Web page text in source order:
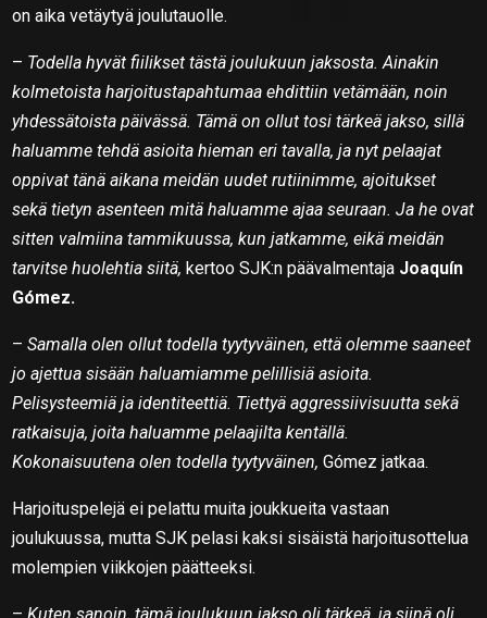
on aika vetäytyä joulutauolle.
– Todella hyvät fiilikset tästä joulukuun jaksosta. Ainakin
kolmetoista harjoitustapahtumaa ehdittiin vetämään, noin
yhdessätoista päivässä. Tämä on ollut tosi tärkeä jakso, sillä
haluamme tehdä asioita hieman eri tavalla, ja nyt pelaajat
oppivat tänä aikana meidän uudet rutiinimme, ajoitukset
sekä tietyn asenteen mitä haluamme ajaa seuraan. Ja he ovat
sitten valmiina tammikuussa, kun jatkamme, eikä meidän
tarvitse huolehtia siitä, kertoo SJK:n päävalmentaja Joaquín
Gómez.
–Samalla olen ollut todella tyytyväinen, että olemme saaneet
jo ajettua sisään haluamiamme pelillisiä asioita.
Pelisysteemiä ja identiteettiä. Tiettyä aggressiivisuutta sekä
ratkaisuja, joita haluamme pelaajilta kentällä.
Kokonaisuutena olen todella tyytyväinen, Gómez jatkaa.
Harjoituspelejä ei pelattu muita joukkueita vastaan
joulukuussa, mutta SJK pelasi kaksi sisäistä harjoitusottelua
molempien viikkojen päätteeksi.